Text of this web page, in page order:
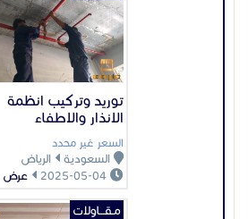
توريد وتركيب انظمة
الانذار والاطفاء
السعر غير محدد
السعودية
الرياض
عرض
مـقـــاولات